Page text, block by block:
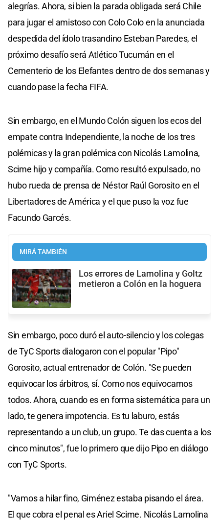
alegrías. Ahora, si bien la parada obligada será Chile
para jugar el amistoso con Colo Colo en la anunciada
despedida del ídolo trasandino Esteban Paredes, el
próximo desafío será Atlético Tucumán en el
Cementerio de los Elefantes dentro de dos semanas y
cuando pase la fecha FIFA.
Sin embargo, en el Mundo Colón siguen los ecos del
empate contra Independiente, la noche de los tres
polémicas y la gran polémica con Nicolás Lamolina,
Scime hijo y compañía. Como resultó expulsado, no
hubo rueda de prensa de Néstor Raúl Gorosito en el
Libertadores de América y el que puso la voz fue
Facundo Garcés.
MIRÁ TAMBIÉN
Los errores de Lamolina y Goltz
metieron a Colón en la hoguera
Sin embargo, poco duró el auto-silencio y los colegas
de TyC Sports dialogaron con el popular "Pipo"
Gorosito, actual entrenador de Colón. "Se pueden
equivocar los árbitros, sí. Como nos equivocamos
todos. Ahora, cuando es en forma sistemática para un
lado, te genera impotencia. Es tu laburo, estás
representando a un club, un grupo. Te das cuenta a los
cinco minutos", fue lo primero que dijo Pipo en diálogo
con TyC Sports.
"Vamos a hilar fino, Giménez estaba pisando el área.
El que cobra el penal es Ariel Scime. Nicolás Lamolina